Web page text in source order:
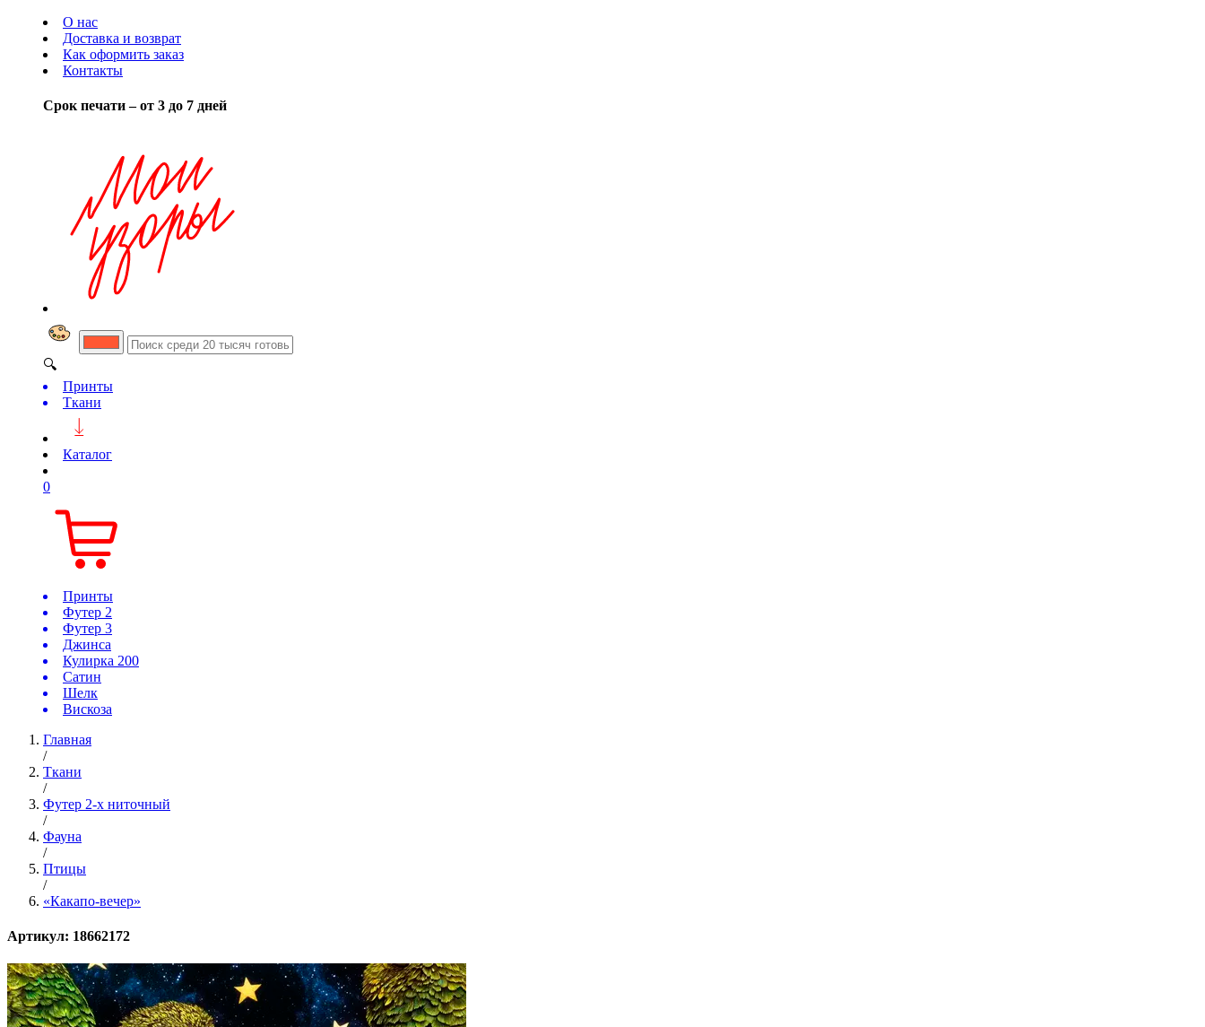
О нас
Доставка и возврат
Как оформить заказ
Контакты
Срок печати – от 3 до 7 дней
🔍
Принты
Ткани
Каталог
0
Принты
Футер 2
Футер 3
Джинса
Кулирка 200
Сатин
Шелк
Вискоза
Главная
/
Ткани
/
Футер 2-х ниточный
/
Фауна
/
Птицы
/
«Какапо-вечер»
Артикул: 18662172